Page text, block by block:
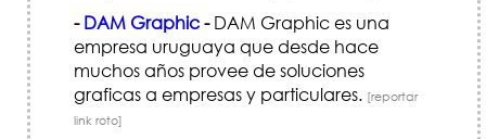
- DAM Graphic-DAM Graphic es una
empresa uruguaya que desde hace
muchos años provee de soluciones
graficas a empresas y particulares. [reportar
link roto]